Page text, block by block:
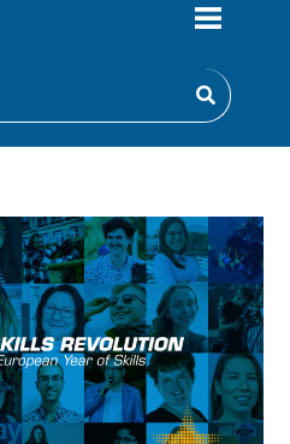
EUROPEU DAS